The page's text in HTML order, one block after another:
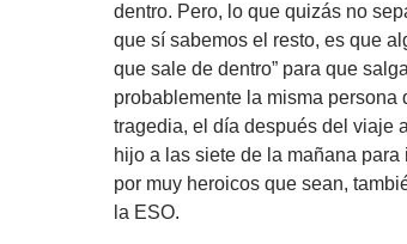
dentro. Pero, lo que quizás no
que sí sabemos el resto, es que
que sale de dentro” para que
probablemente la misma persona
tragedia, el día después del viaje
hijo a las siete de la mañana
por muy heroicos que sean,
la ESO.